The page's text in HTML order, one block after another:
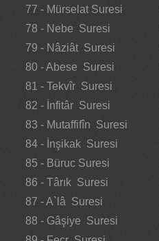
77 - Mürselat Suresi
78 - Nebe Suresi
79 - Nâziât Suresi
80 - Abese Suresi
81 - Tekvîr Suresi
82 - İnfitâr Suresi
83 - Mutaffifîn Suresi
84 - İnşikak Suresi
85 - Büruc Suresi
86 - Târık Suresi
87 - A`lâ Suresi
88 - Gâşiye Suresi